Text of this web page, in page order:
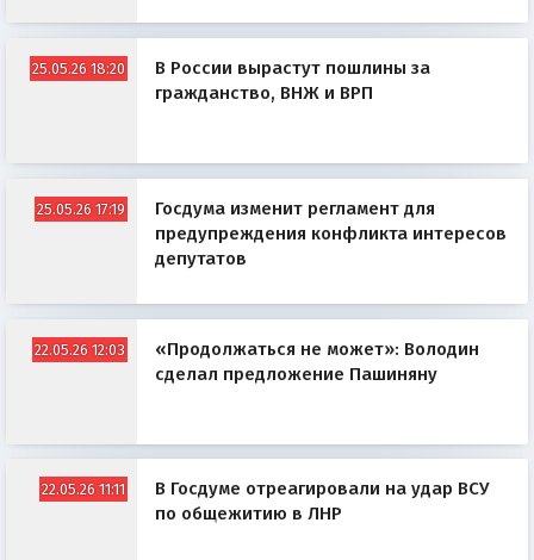
25.05.26 18:20
В России вырастут пошлины за
гражданство, ВНЖ и ВРП
25.05.26 17:19
Госдума изменит регламент для
предупреждения конфликта интересов
депутатов
22.05.26 12:03
«Продолжаться не может»: Володин
сделал предложение Пашиняну
22.05.26 11:11
В Госдуме отреагировали на удар ВСУ
по общежитию в ЛНР